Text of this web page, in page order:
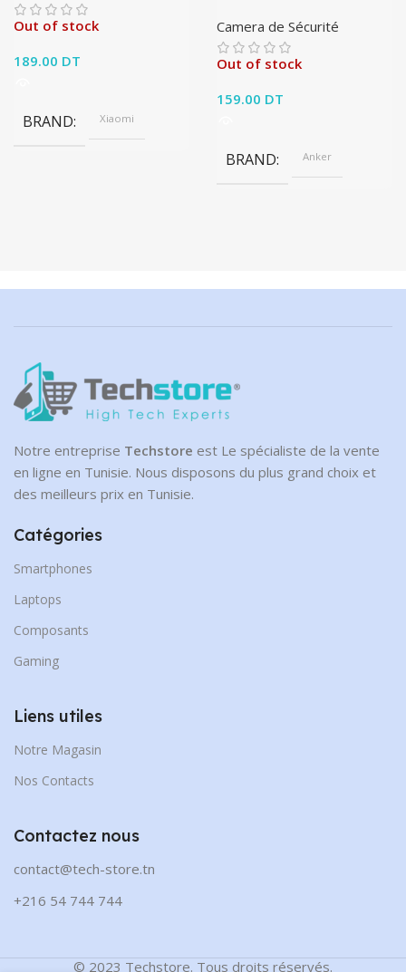
Out of stock
189.00 DT
BRAND Xiaomi
Camera de Sécurité
Out of stock
159.00 DT
BRAND Anker
Notre entreprise Techstore est Le spécialiste de la vente
en ligne en Tunisie. Nous disposons du plus grand choix et
des meilleurs prix en Tunisie.
Catégories
Smartphones
Laptops
Composants
Gaming
Liens utiles
Notre Magasin
Nos Contacts
Contactez nous
contact@tech-store.tn
+216 54 744 744
© 2023 Techstore. Tous droits réservés.